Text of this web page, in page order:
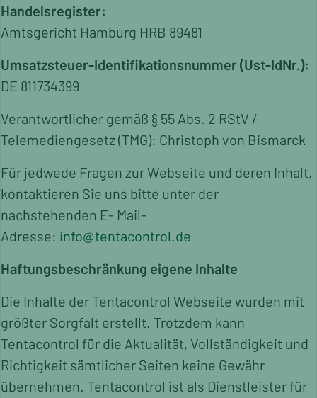
Accreditation
Administration
Mission Statement
Way of Working
Contact
Handelsregister:
Amtsgericht Hamburg HRB 89481
Umsatzsteuer-Identifikationsnummer (Ust-IdNr.):
DE 811734399
Verantwortlicher gemäß § 55 Abs. 2 RStV /
Telemediengesetz (TMG): Christoph von Bismarck
Für jedwede Fragen zur Webseite und deren Inhalt,
kontaktieren Sie uns bitte unter der
nachstehenden E- Mail-
Adresse: info@tentacontrol.de
Haftungsbeschränkung eigene Inhalte
Die Inhalte der Tentacontrol Webseite wurden mit
größter Sorgfalt erstellt. Trotzdem kann
Tentacontrol für die Aktualität, Vollständigkeit und
Richtigkeit sämtlicher Seiten keine Gewähr
übernehmen. Tentacontrol ist als Dienstleister für